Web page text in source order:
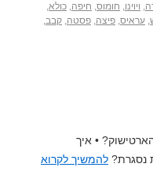
, ויוינו, חומוס, חיפה, כולא,
, עראיס, פיצה, פסטה, קבב,
• איך
נסגרת? להמשיך לקרוא